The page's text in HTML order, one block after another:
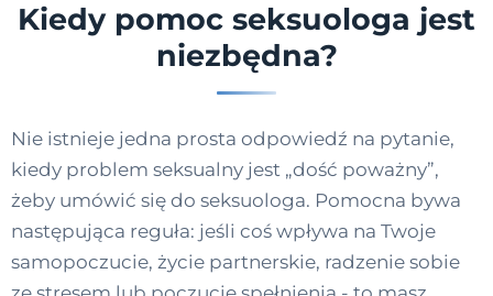
Kiedy pomoc seksuologa jest
niezbędna?
Nie istnieje jedna prosta odpowiedź na pytanie,
kiedy problem seksualny jest „dość poważny”,
żeby umówić się do seksuologa. Pomocna bywa
następująca reguła: jeśli coś wpływa na Twoje
samopoczucie, życie partnerskie, radzenie sobie